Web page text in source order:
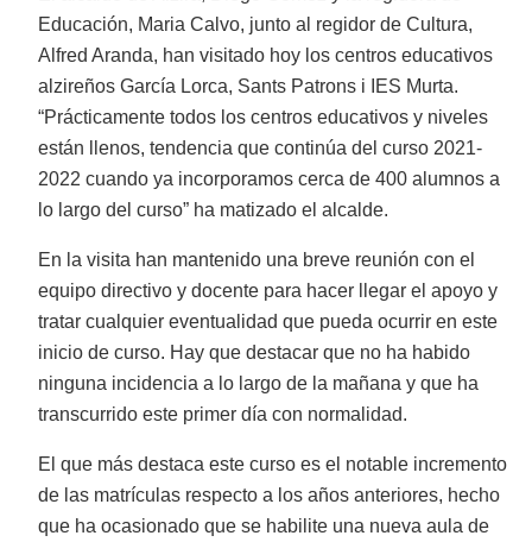
Educación, Maria Calvo, junto al regidor de Cultura,
Alfred Aranda, han visitado hoy los centros educativos
alzireños García Lorca, Sants Patrons i IES Murta.
“Prácticamente todos los centros educativos y niveles
están llenos, tendencia que continúa del curso 2021-
2022 cuando ya incorporamos cerca de 400 alumnos a
lo largo del curso” ha matizado el alcalde.
En la visita han mantenido una breve reunión con el
equipo directivo y docente para hacer llegar el apoyo y
tratar cualquier eventualidad que pueda ocurrir en este
inicio de curso. Hay que destacar que no ha habido
ninguna incidencia a lo largo de la mañana y que ha
transcurrido este primer día con normalidad.
El que más destaca este curso es el notable incremento
de las matrículas respecto a los años anteriores, hecho
que ha ocasionado que se habilite una nueva aula de